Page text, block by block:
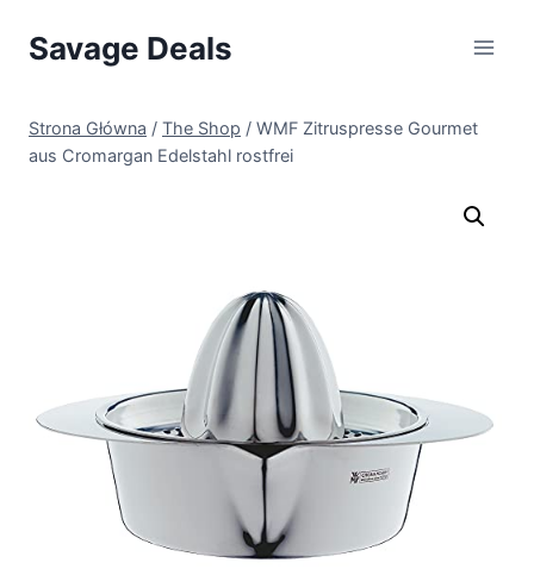
Savage Deals
Strona Główna / The Shop / WMF Zitruspresse Gourmet
aus Cromargan Edelstahl rostfrei